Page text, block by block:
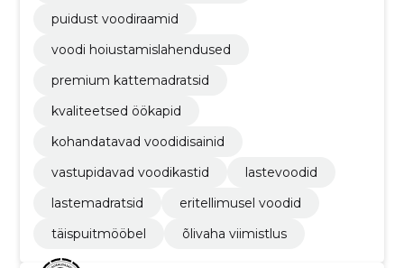
puidust voodiraamid
voodi hoiustamislahendused
premium kattemadratsid
kvaliteetsed öökapid
kohandatavad voodidisainid
vastupidavad voodikastid
lastevoodid
lastemadratsid
eritellimusel voodid
täispuitmööbel
õlivaha viimistlus